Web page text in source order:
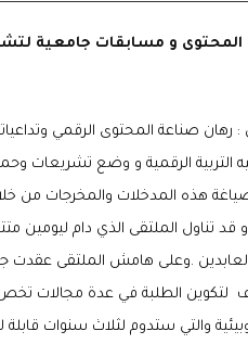
و مسابقات جامعية
: رهان صناعة المحتوى الرقمي
الرقمية و وضع تشريعات
هذه المدخلات والمخرجات من
تناول الملتقى الذي دام ليومين
.وعلى هامش الملتقى عقدت
لتكوين الطلبة في عدة مجالات تخص
والتي ستدوم لثلاث سنوات قابلة